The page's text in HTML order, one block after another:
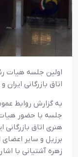
اولين جلسه هيات
اتاق بازرگاني
به گزارش روابط
جلسه با حضور
هنري اتاق بازرگاني
برزيل و ساير
زهره آشتياني با